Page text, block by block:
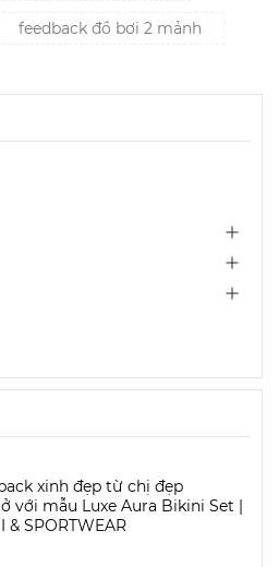
feedback đồ bơi 2 mảnh
xinh đẹp từ chị đẹp
với mẫu Luxe Aura Bikini Set |
& SPORTWEAR